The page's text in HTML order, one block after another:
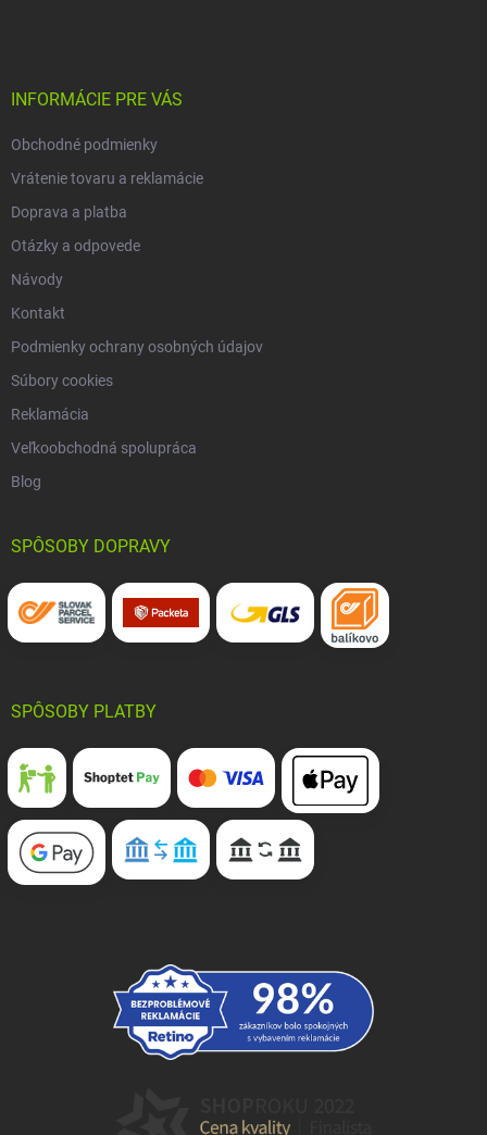
INFORMÁCIE PRE VÁS
Obchodné podmienky
Vrátenie tovaru a reklamácie
Doprava a platba
Otázky a odpovede
Návody
Kontakt
Podmienky ochrany osobných údajov
Súbory cookies
Reklamácia
Veľkoobchodná spolupráca
Blog
SPÔSOBY DOPRAVY
SPÔSOBY PLATBY